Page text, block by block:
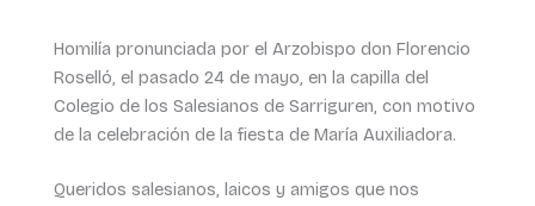
Homilía pronunciada por el Arzobispo don Florencio
Roselló, el pasado 24 de mayo, en la capilla del
Colegio de los Salesianos de Sarriguren, con motivo
de la celebración de la fiesta de María Auxiliadora.
Queridos salesianos, laicos y amigos que nos